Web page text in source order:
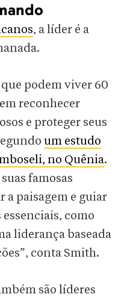
, a líder é a
que podem viver 60
reconhecer
e proteger seus
um estudo
no Quênia.
famosas
a paisagem e guiar
essenciais, como
liderança baseada
conta Smith.
são líderes